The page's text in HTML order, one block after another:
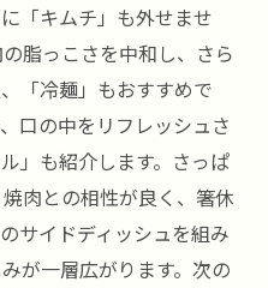
「キムチ」も外せませ
脂っこさを中和し、さら
「冷麺」もおすすめで
口の中をリフレッシュさ
」も紹介します。さっぱ
肉との相性が良く、箸休
サイドディッシュを組み
が一層広がります。次の